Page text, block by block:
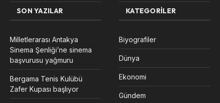
SON YAZILAR
Milletlerarası Antakya
Sinema Şenliği’ne sinema
başvurusu yağmuru
Bergama Tenis Kulübü
Zafer Kupası başlıyor
KATEGORILER
Biyografiler
Dünya
Ekonomi
Gündem